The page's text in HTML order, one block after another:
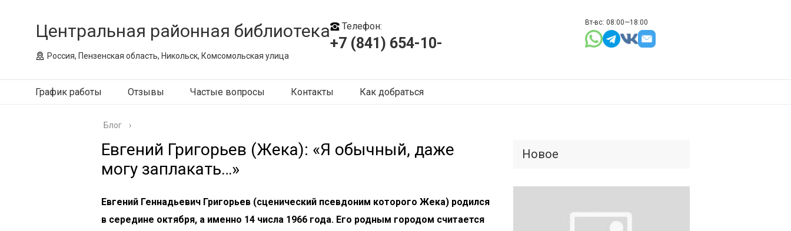
Центральная районная библиотека
Россия, Пензенская область, Никольск, Комсомольская улица
Телефон:
+7 (841) 654-10-
Вт-вс: 08:00—18:00
График работы Отзывы Частые вопросы Контакты Как добраться
Блог ›
Евгений Григорьев (Жека): «Я обычный, даже
могу заплакать…»
Евгений Геннадьевич Григорьев (сценический псевдоним которого Жека) родился
в середине октября, а именно 14 числа 1966 года. Его родным городом считается
Новое